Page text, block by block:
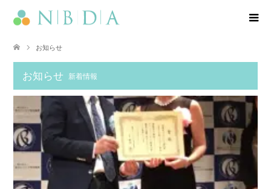
お知らせ
お知らせ 新着情報